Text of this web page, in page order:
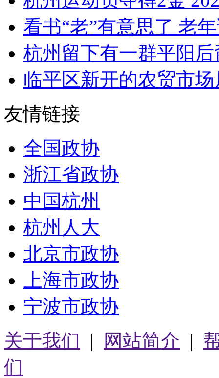
看书“老”有意思了 老
杭州留下有一群平阳
临平区新开的农贸市
友情链接
全国政协
浙江省政协
中国杭州
杭州人大
北京市政协
上海市政协
宁波市政协
关于我们 | 网站简介 |
们